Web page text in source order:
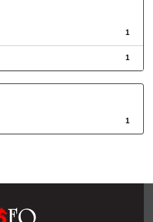
1
1
1